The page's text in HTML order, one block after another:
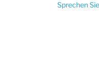
Sprechen